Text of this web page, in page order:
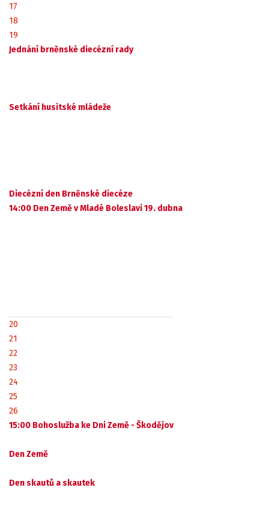
17
18
19
Jednání brněnské diecézní rady
Setkání husitské mládeže
Diecézní den Brněnské diecéze
14:00 Den Země v Mladé Boleslavi 19. dubna
20
21
22
23
24
25
26
15:00 Bohoslužba ke Dni Země - Škodějov
Den Země
Den skautů a skautek